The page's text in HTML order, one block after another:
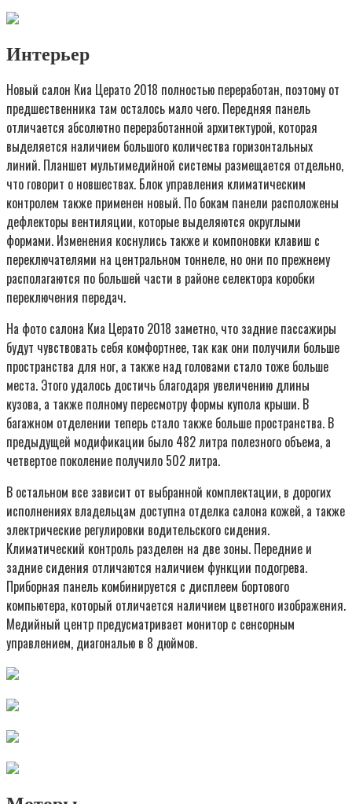
Интерьер
Новый салон Киа Церато 2018 полностью переработан, поэтому от
предшественника там осталось мало чего. Передняя панель
отличается абсолютно переработанной архитектурой, которая
выделяется наличием большого количества горизонтальных
линий. Планшет мультимедийной системы размещается отдельно,
что говорит о новшествах. Блок управления климатическим
контролем также применен новый. По бокам панели расположены
дефлекторы вентиляции, которые выделяются округлыми
формами. Изменения коснулись также и компоновки клавиш с
переключателями на центральном тоннеле, но они по прежнему
располагаются по большей части в районе селектора коробки
переключения передач.
На фото салона Киа Церато 2018 заметно, что задние пассажиры
будут чувствовать себя комфортнее, так как они получили больше
пространства для ног, а также над головами стало тоже больше
места. Этого удалось достичь благодаря увеличению длины
кузова, а также полному пересмотру формы купола крыши. В
багажном отделении теперь стало также больше пространства. В
предыдущей модификации было 482 литра полезного объема, а
четвертое поколение получило 502 литра.
В остальном все зависит от выбранной комплектации, в дорогих
исполнениях владельцам доступна отделка салона кожей, а также
электрические регулировки водительского сидения.
Климатический контроль разделен на две зоны. Передние и
задние сидения отличаются наличием функции подогрева.
Приборная панель комбинируется с дисплеем бортового
компьютера, который отличается наличием цветного изображения.
Медийный центр предусматривает монитор с сенсорным
управлением, диагональю в 8 дюймов.